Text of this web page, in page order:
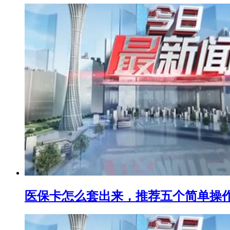
医保卡怎么套出来，推荐五个简单操